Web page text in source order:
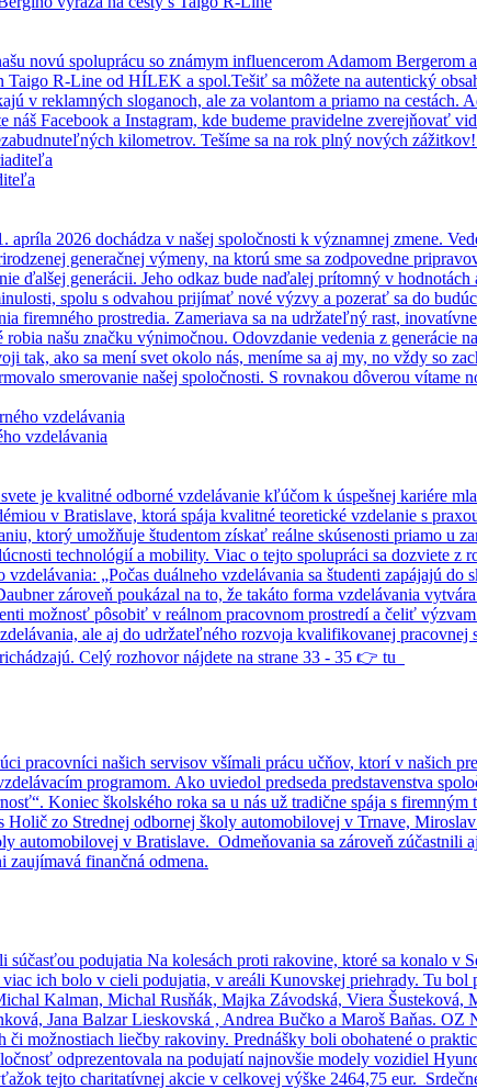
novú spoluprácu so známym influencerom Adamom
R-Line od HÍLEK a spol.Tešiť sa môžete na autentický
v reklamných sloganoch, ale za volantom a priamo na
náš Facebook a Instagram, kde budeme pravidelne zverejňovať
kilometrov. Tešíme sa na rok plný nových zážitkov!
apríla 2026 dochádza v našej spoločnosti k významnej zmene.
generačnej výmeny, na ktorú sme sa zodpovedne
ďalšej generácii. Jeho odkaz bude naďalej prítomný v
spolu s odvahou prijímať nové výzvy a pozerať sa do
firemného prostredia. Zameriava sa na udržateľný rast,
robia našu značku výnimočnou. Odovzdanie vedenia z generácie
tak, ako sa mení svet okolo nás, meníme sa aj my, no vždy so
smerovanie našej spoločnosti. S rovnakou dôverou
vzdelávania
je kvalitné odborné vzdelávanie kľúčom k úspešnej kariére
v Bratislave, ktorá spája kvalitné teoretické vzdelanie s
ktorý umožňuje študentom získať reálne skúsenosti priamo u
technológií a mobility. Viac o tejto spolupráci sa dozviete
„Počas duálneho vzdelávania sa študenti zapájajú
zároveň poukázal na to, že takáto forma vzdelávania
možnosť pôsobiť v reálnom pracovnom prostredí a čeliť
ale aj do udržateľného rozvoja kvalifikovanej
Celý rozhovor nájdete na strane 33 - 35 👉 tu
pracovníci našich servisov všímali prácu učňov, ktorí v našich
programom. Ako uviedol predseda predstavenstva
Koniec školského roka sa u nás už tradične spája s
zo Strednej odbornej školy automobilovej v Trnave,
automobilovej v Bratislave. Odmeňovania sa zároveň
zaujímavá finančná odmena.
súčasťou podujatia Na kolesách proti rakovine, ktoré sa konalo
ich bolo v cieli podujatia, v areáli Kunovskej priehrady. Tu
Kalman, Michal Rusňák, Majka Závodská, Viera
Jana Balzar Lieskovská , Andrea Bučko a Maroš Baňas.
možnostiach liečby rakoviny. Prednášky boli obohatené o
odprezentovala na podujatí najnovšie modely vozidiel
tejto charitatívnej akcie v celkovej výške 2464,75 eur.